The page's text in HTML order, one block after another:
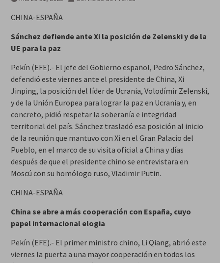
CHINA-ESPAÑA
Sánchez defiende ante Xi la posición de Zelenski y de la
UE para la paz
Pekín (EFE).- El jefe del Gobierno español, Pedro Sánchez,
defendió este viernes ante el presidente de China, Xi
Jinping, la posición del líder de Ucrania, Volodímir Zelenski,
y de la Unión Europea para lograr la paz en Ucrania y, en
concreto, pidió respetar la soberanía e integridad
territorial del país. Sánchez trasladó esa posición al inicio
de la reunión que mantuvo con Xi en el Gran Palacio del
Pueblo, en el marco de su visita oficial a China y días
después de que el presidente chino se entrevistara en
Moscú con su homólogo ruso, Vladimir Putin.
CHINA-ESPAÑA
China se abre a más cooperación con España, cuyo
papel internacional elogia
Pekín (EFE).- El primer ministro chino, Li Qiang, abrió este
viernes la puerta a una mayor cooperación en todos los